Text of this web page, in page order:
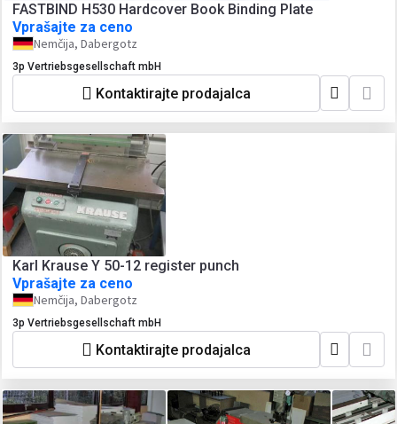
FASTBIND H530 Hardcover Book Binding Plate
Vprašajte za ceno
Nemčija, Dabergotz
3p Vertriebsgesellschaft mbH
Kontaktirajte prodajalca
Karl Krause Y 50-12 register punch
Vprašajte za ceno
Nemčija, Dabergotz
3p Vertriebsgesellschaft mbH
Kontaktirajte prodajalca